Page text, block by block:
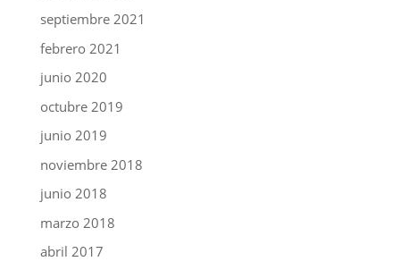
septiembre 2021
febrero 2021
junio 2020
octubre 2019
junio 2019
noviembre 2018
junio 2018
marzo 2018
abril 2017